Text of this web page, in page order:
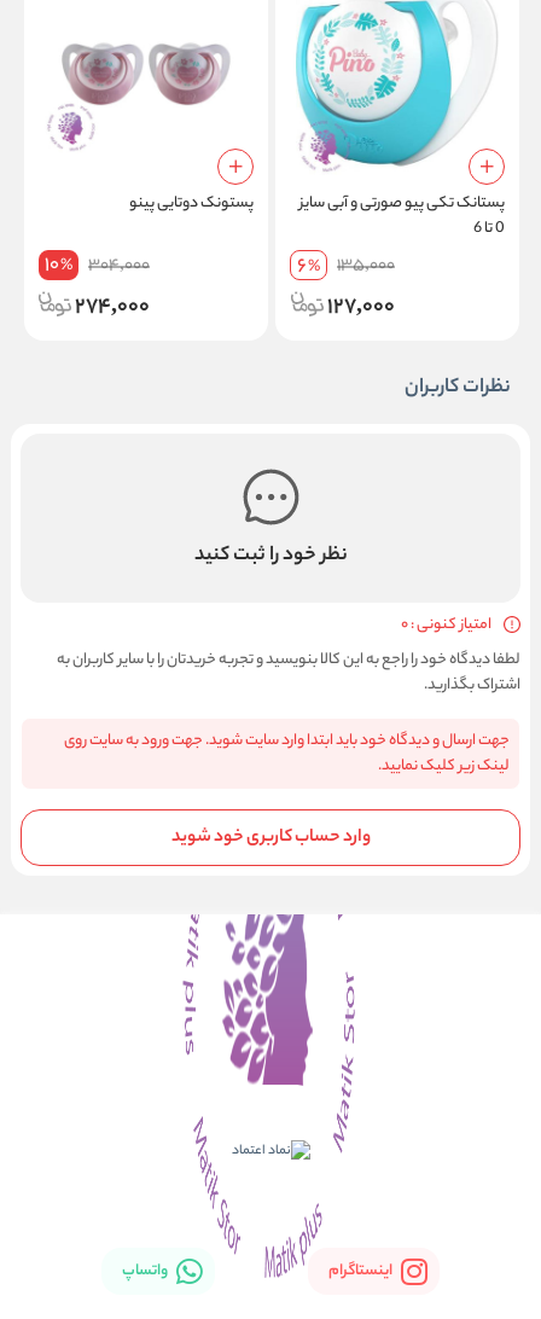
پستانک تکی پیو صورتی و آبی سایز
0 تا 6
135,000
6%
127,000
پستونک دوتایی پینو
304,000
10%
274,000
نظرات کاربران
نظر خود را ثبت کنید
امتیاز کنونی : 0
لطفا دیدگاه خود را راجع به این کالا بنویسید و تجربه خریدتان را با سایر کاربران به
اشتراک بگذارید.
جهت ارسال و دیدگاه خود باید ابتدا وارد سایت شوید. جهت ورود به سایت روی
لینک زیر کلیک نمایید.
وارد حساب کاربری خود شوید
اینستاگرام واتساپ